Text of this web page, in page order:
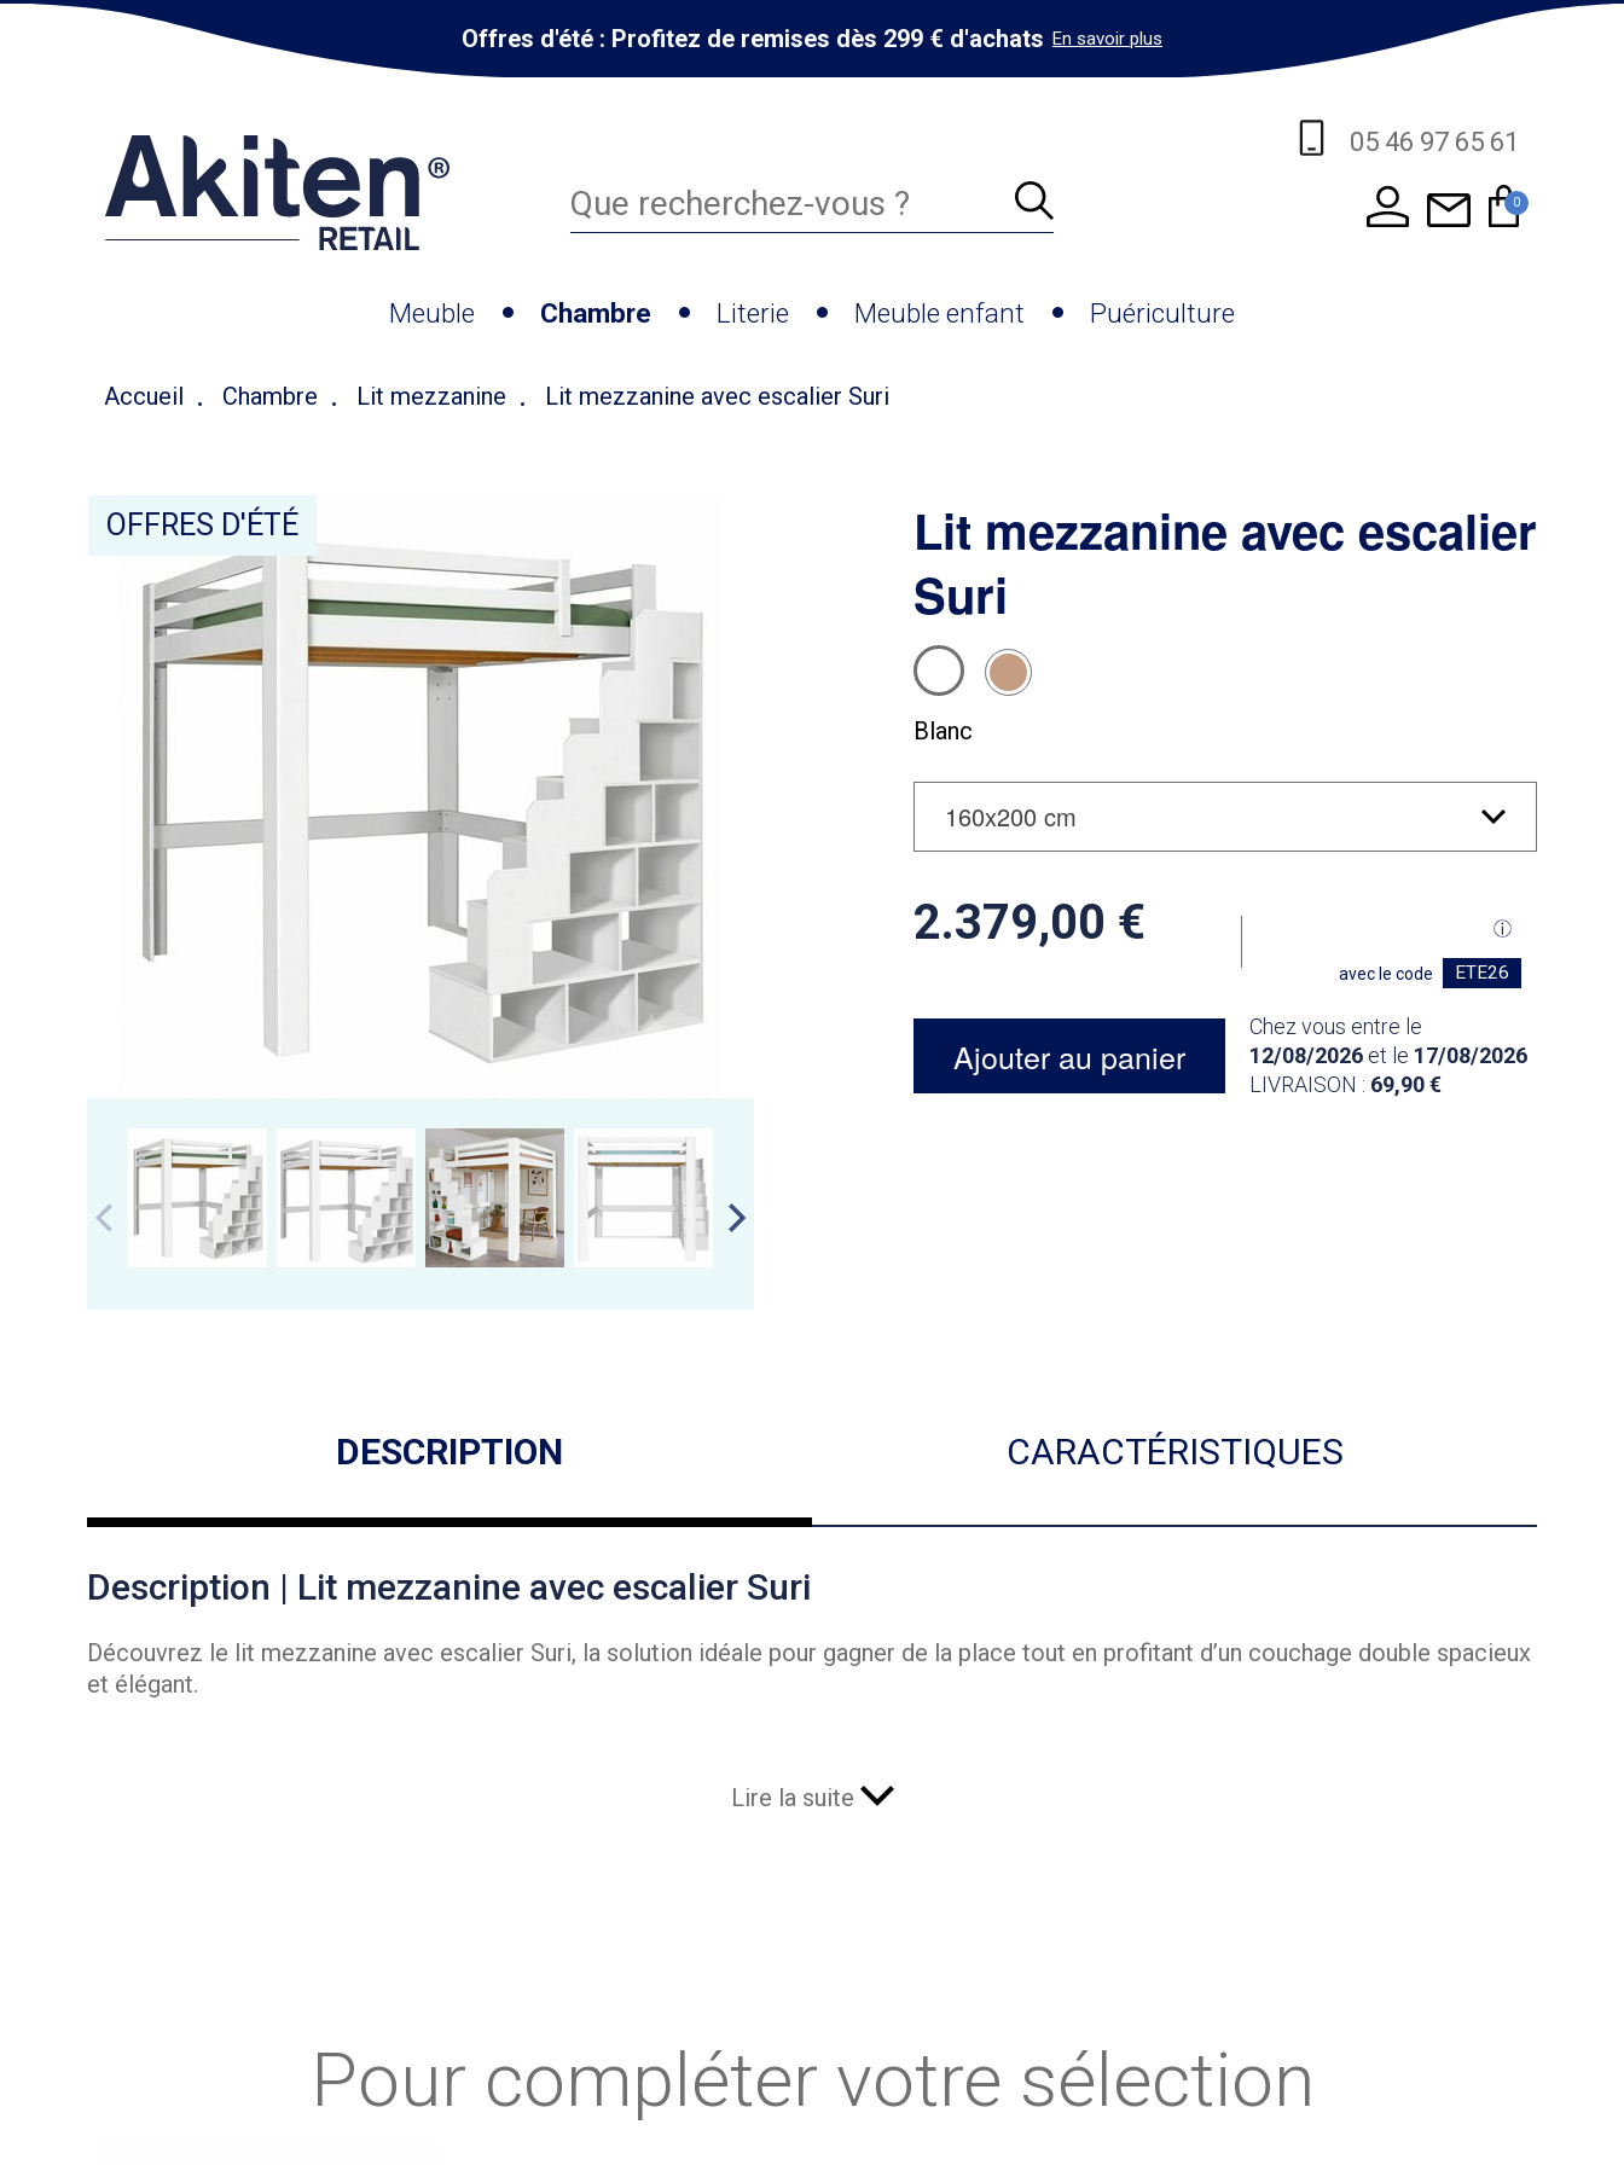
Offres d'été : Profitez de remises dès 299 € d'achats En savoir plus
05 46 97 65 61
0
Meuble Chambre Literie Meuble enfant Puériculture
Accueil Chambre Lit mezzanine Lit mezzanine avec escalier Suri
OFFRES D'ÉTÉ
Lit mezzanine avec escalier
Suri
Blanc
2.379,00
avec le code ETE26
Ajouter au panier
Chez vous entre le
12/08/2026 et le 17/08/2026
LIVRAISON : 69,90
DESCRIPTION CARACTÉRISTIQUES
Description | Lit mezzanine avec escalier Suri
Découvrez le lit mezzanine avec escalier Suri, la solution idéale pour gagner de la place tout en profitant d’un couchage double spacieux
et élégant.
Avec son grand couchage double, le lit mezzanine Suri offre un espace généreux pour des nuits paisibles. Son escalier intégré facilite
l’accès au lit tout en proposant plusieurs compartiments de rangement pratiques. Livres, bandes dessinées, objets décoratifs ou
Lire la suite
Pour compléter votre sélection